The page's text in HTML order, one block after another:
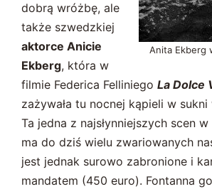
Anita Ekberg
dobrą wróżbę, ale
także szwedzkiej
aktorce Anicie
Ekberg, która w
filmie Federica Felliniego La Dolce
zażywała tu nocnej kąpieli w
Ta jedna z najsłynniejszych scen
ma do dziś wielu zwariowanych
jest jednak surowo zabronione i
mandatem (450 euro). Fontanna